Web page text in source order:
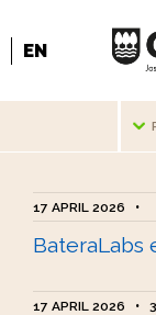
EN
17 APRIL 2026 •
BateraLabs
17 APRIL 2026 •